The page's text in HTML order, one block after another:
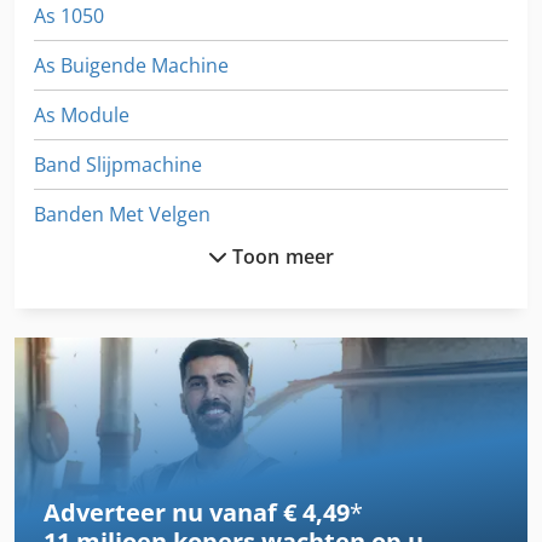
As 1050
As Buigende Machine
As Module
Band Slijpmachine
Banden Met Velgen
Buigen Van Gereedschap
Buigen Van Machine
Dws 200
Fngj 20
Toon meer
Adverteer nu vanaf € 4,49*